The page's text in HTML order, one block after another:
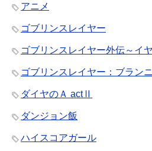
アニメ
ゴブリンスレイヤー
ゴブリンスレイヤー外伝～イ
ゴブリンスレイヤー：ブラン
ダイヤのＡ actⅡ
ダンジョン飯
ハイスコアガール